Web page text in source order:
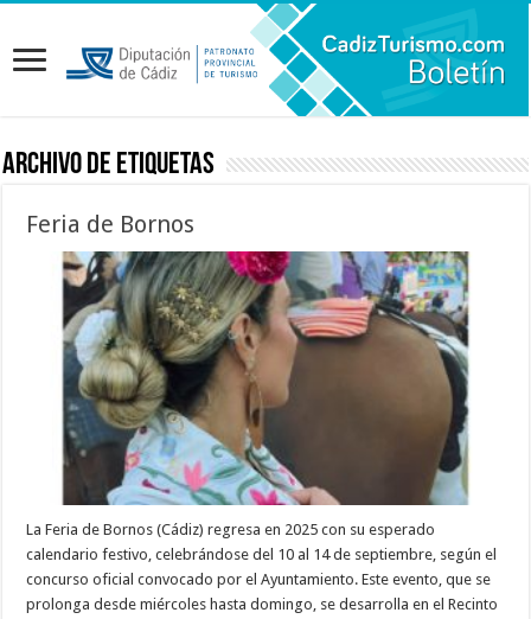
Archivo de etiquetas
Feria de Bornos
La Feria de Bornos (Cádiz) regresa en 2025 con su esperado
calendario festivo, celebrándose del 10 al 14 de septiembre, según el
concurso oficial convocado por el Ayuntamiento. Este evento, que se
prolonga desde miércoles hasta domingo, se desarrolla en el Recinto